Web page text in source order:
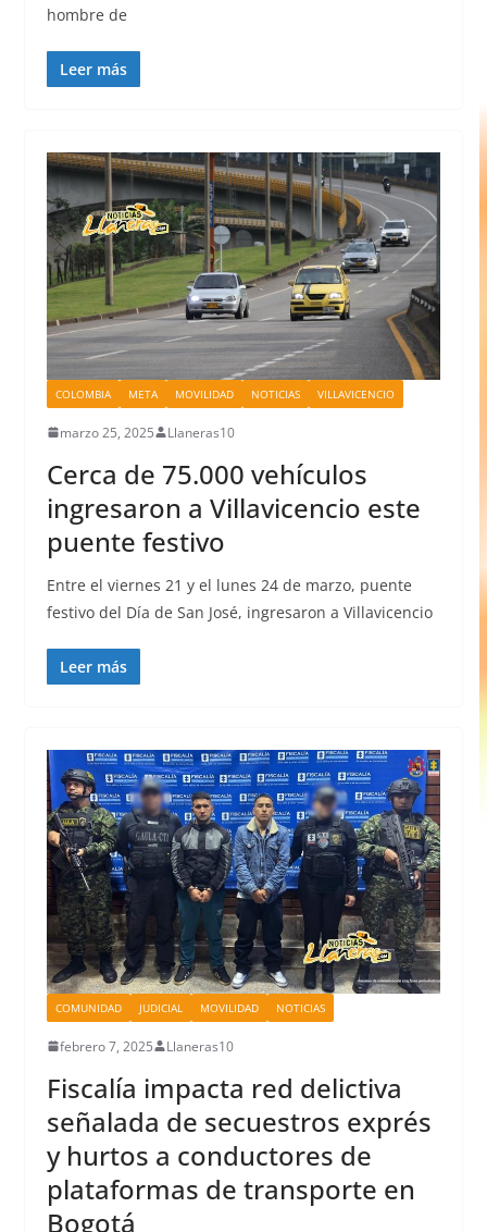
hombre de
Leer más
COLOMBIA META MOVILIDAD NOTICIAS VILLAVICENCIO
marzo 25, 2025 Llaneras10
Cerca de 75.000 vehículos
ingresaron a Villavicencio este
puente festivo
Entre el viernes 21 y el lunes 24 de marzo, puente
festivo del Día de San José, ingresaron a Villavicencio
Leer más
COMUNIDAD JUDICIAL MOVILIDAD NOTICIAS
febrero 7, 2025 Llaneras10
Fiscalía impacta red delictiva
señalada de secuestros exprés
y hurtos a conductores de
plataformas de transporte en
Bogotá